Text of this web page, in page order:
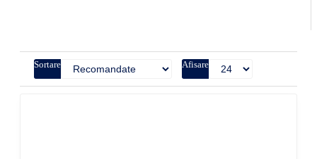
Sortare Afisare